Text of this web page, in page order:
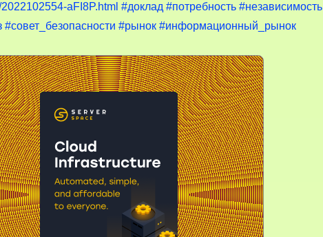
рот
докладчику
aFI8P.html #доклад #потребность #независимость
#совет_безопасности #рынок #информационный_рынок